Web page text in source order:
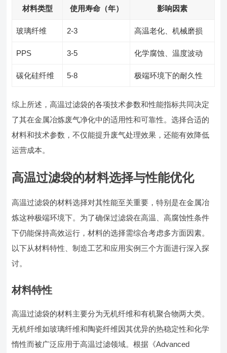
材料类型 使用寿命（年） 影响因素
玻璃纤维 2-3 高温老化、机械磨损
PPS 3-5 化学腐蚀、温度波动
碳化硅纤维 5-8 极端环境下的耐久性
综上所述，高温过滤袋的各项技术参数和性能指标共同决定
了其在金属冶炼废气净化中的适用性和可靠性。选择合适的
材料和技术参数，不仅能提升废气处理效果，还能有效降低
运营成本。
高温过滤袋的材料选择与性能优化
高温过滤袋的材料选择对其性能至关重要，特别是在金属冶
炼这种极端环境下。为了确保过滤袋在高温、高腐蚀性条件
下仍能保持高效运行，材料的选择需综合考虑多方面因素。
以下从材料特性、制造工艺和应用实例三个方面进行深入探
讨。
材料特性
高温过滤袋的材料主要分为无机纤维和有机聚合物两大类。
无机纤维如玻璃纤维和陶瓷纤维因其优异的热稳定性和化学
惰性而被广泛应用于高温过滤领域。根据《Advanced